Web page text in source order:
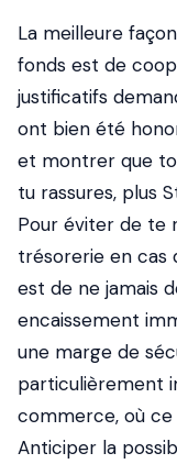
La meilleure
fonds est de
justificatifs
ont bien été
et montrer que
tu rassures, plus
Pour éviter de te
trésorerie en cas
est de ne jamais
encaissement
une marge de
particulièrement
commerce, où
Anticiper la